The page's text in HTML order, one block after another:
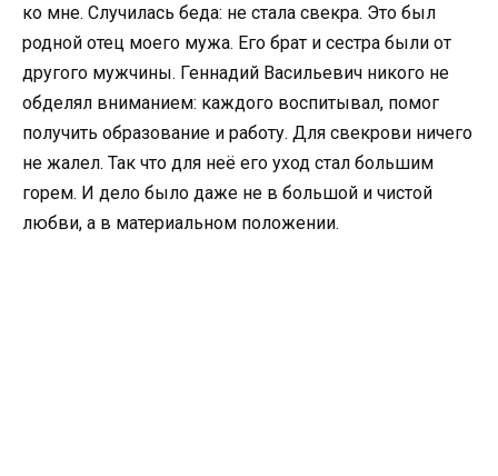
ко мне. Случилась беда: не стала свекра. Это был
родной отец моего мужа. Его брат и сестра были от
другого мужчины. Геннадий Васильевич никого не
обделял вниманием: каждого воспитывал, помог
получить образование и работу. Для свекрови ничего
не жалел. Так что для неё его уход стал большим
горем. И дело было даже не в большой и чистой
любви, а в материальном положении.